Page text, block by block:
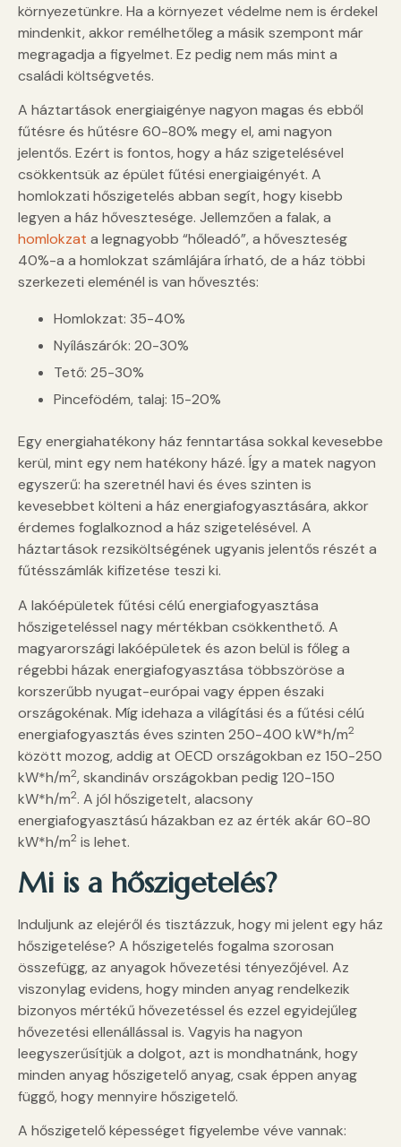
környezetünkre. Ha a környezet védelme nem is érdekel
mindenkit, akkor remélhetőleg a másik szempont már
megragadja a figyelmet. Ez pedig nem más mint a
családi költségvetés.
A háztartások energiaigénye nagyon magas és ebből
fűtésre és hűtésre 60-80% megy el, ami nagyon
jelentős. Ezért is fontos, hogy a ház szigetelésével
csökkentsük az épület fűtési energiaigényét. A
homlokzati hőszigetelés abban segít, hogy kisebb
legyen a ház hővesztesége. Jellemzően a falak, a
homlokzat a legnagyobb “hőleadó”, a hőveszteség
40%-a a homlokzat számlájára írható, de a ház többi
szerkezeti eleménél is van hővesztés:
Homlokzat: 35-40%
Nyílászárók: 20-30%
Tető: 25-30%
Pincefödém, talaj: 15-20%
Egy energiahatékony ház fenntartása sokkal kevesebbe
kerül, mint egy nem hatékony házé. Így a matek nagyon
egyszerű: ha szeretnél havi és éves szinten is
kevesebbet költeni a ház energiafogyasztására, akkor
érdemes foglalkoznod a ház szigetelésével. A
háztartások rezsiköltségének ugyanis jelentős részét a
fűtésszámlák kifizetése teszi ki.
A lakóépületek fűtési célú energiafogyasztása
hőszigeteléssel nagy mértékban csökkenthető. A
magyarországi lakóépületek és azon belül is főleg a
régebbi házak energiafogyasztása többszöröse a
korszerűbb nyugat-európai vagy éppen északi
országokénak. Míg idehaza a világítási és a fűtési célú
energiafogyasztás éves szinten 250-400 kW*h/m2
között mozog, addig at OECD országokban ez 150-250
kW*h/m2, skandináv országokban pedig 120-150
kW*h/m2. A jól hőszigetelt, alacsony
energiafogyasztású házakban ez az érték akár 60-80
kW*h/m2 is lehet.
Mi is a hőszigetelés?
Induljunk az elejéről és tisztázzuk, hogy mi jelent egy ház
hőszigetelése? A hőszigetelés fogalma szorosan
összefügg, az anyagok hővezetési tényezőjével. Az
viszonylag evidens, hogy minden anyag rendelkezik
bizonyos mértékű hővezetéssel és ezzel egyidejűleg
hővezetési ellenállással is. Vagyis ha nagyon
leegyszerűsítjük a dolgot, azt is mondhatnánk, hogy
minden anyag hőszigetelő anyag, csak éppen anyag
függő, hogy mennyire hőszigetelő.
A hőszigetelő képességet figyelembe véve vannak: